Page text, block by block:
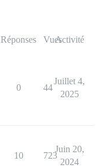
Réponses VuesActivité
0 44
Juillet 4,
2025
10 723
Juin 20,
2024